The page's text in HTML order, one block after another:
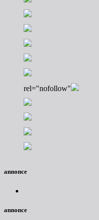
rel="nofollow"
annonce
annonce